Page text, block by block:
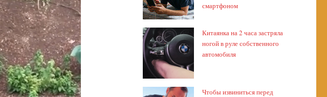
смартфоном
Китаянка на 2 часа застряла
ногой в руле собственного
автомобиля
Чтобы извиниться перед